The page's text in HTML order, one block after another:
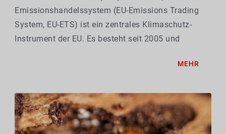
Emissionshandelssystem (EU-Emissions Trading
System, EU-ETS) ist ein zentrales Klimaschutz-
Instrument der EU. Es besteht seit 2005 und
Teile des Flug- und Seeverkehrs und deckt damit
MEHR